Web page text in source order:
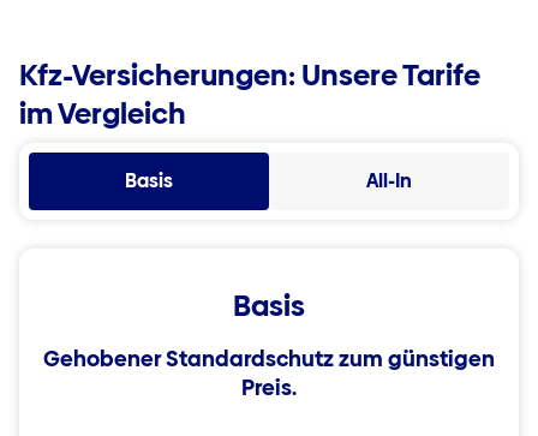
Kfz-Versicherungen: Unsere Tarife
im Vergleich
Basis All-In
Basis
Gehobener Standardschutz zum günstigen
Preis.